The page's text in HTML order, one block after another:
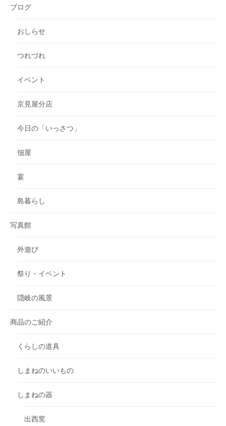
ブログ
おしらせ
つれづれ
イベント
京見屋分店
今日の「いっさつ」
佃屋
宴
島暮らし
写真館
外遊び
祭り・イベント
隠岐の風景
商品のご紹介
くらしの道具
しまねのいいもの
しまねの器
出西窯